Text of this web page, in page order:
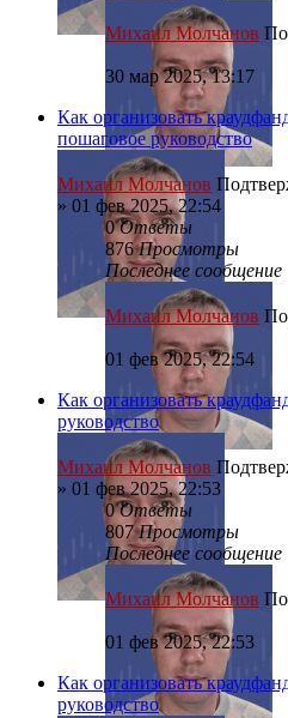
Михаил Молчанов
30 мар 2025, 13:17
Как организовать
пошаговое руководство
Михаил Молчанов
» 01 фев 2025, 22:54
0Ответы
876Просмотры
Последнее сообщение
Михаил Молчанов
01 фев 2025, 22:54
Как организовать
руководство
Михаил Молчанов
» 01 фев 2025, 22:53
0Ответы
807Просмотры
Последнее сообщение
Михаил Молчанов
01 фев 2025, 22:53
Как организовать
руководство